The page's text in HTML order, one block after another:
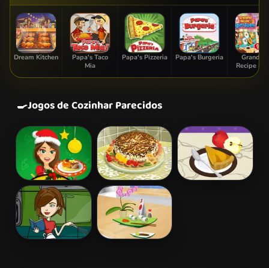
Dream Kitchen
Papa's Taco
Mia
Papa's Pizzeria Papa's Burgeria
Grandma
Recipe
Sushi
🍳Jogos de Cozinhar Parecidos
Baked Apples -
Cooking With
Emma
Marble
Cheesecake